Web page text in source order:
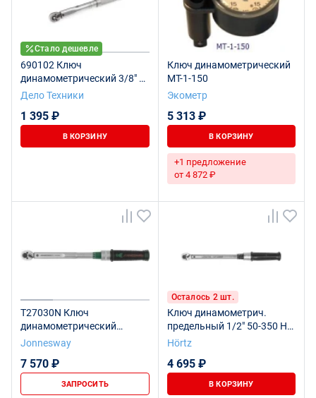
Стало дешевле
690102 Ключ
динамометрический 3/8" 5-
25 Нм пласт.кейс
Дело Техники
1 395 ₽
В КОРЗИНУ
Ключ динамометрический
МТ-1-150
Экометр
5 313 ₽
В КОРЗИНУ
+1 предложение
от 4 872 ₽
T27030N Ключ
динамометрический
1/4"DR, 4.5-30 Нм
Jonnesway
7 570 ₽
ЗАПРОСИТЬ
Осталось 2 шт.
Ключ динамометрич.
предельный 1/2" 50-350 Нм
HORTZ
Hörtz
4 695 ₽
В КОРЗИНУ